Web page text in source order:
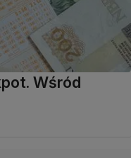
Wśród